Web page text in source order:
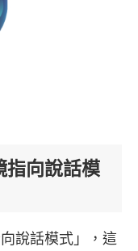
指向說話模
說話模式」，這